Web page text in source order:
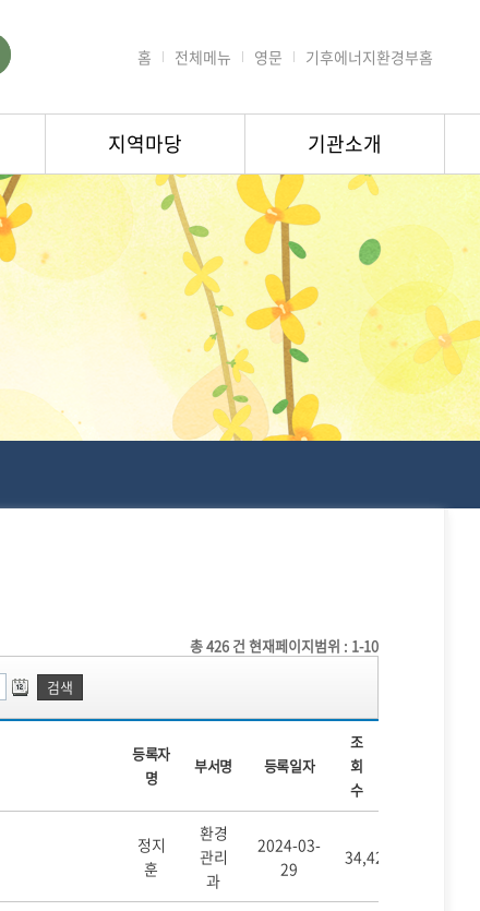
홈 전체메뉴 영문 기후에너지환경부홈
지역마당 기관소개
총426 건 현재페이지범위 : 1-10
검색
등록자
명
부서명 등록일자
조
회
수
정지
훈
환경
관리
과
2024-03-
29
34,423